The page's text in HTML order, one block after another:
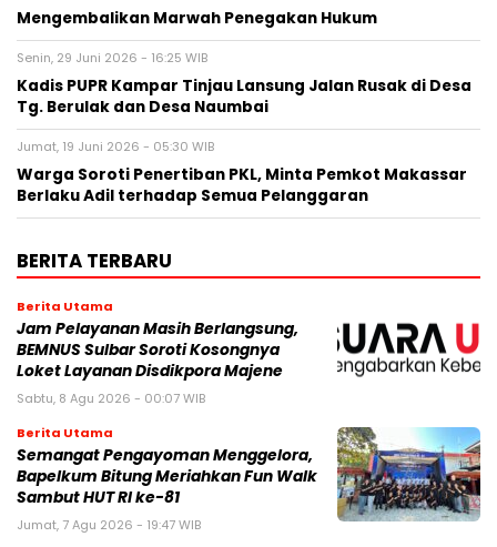
Mengembalikan Marwah Penegakan Hukum
Senin, 29 Juni 2026 - 16:25 WIB
Kadis PUPR Kampar Tinjau Lansung Jalan Rusak di Desa
Tg. Berulak dan Desa Naumbai
Jumat, 19 Juni 2026 - 05:30 WIB
Warga Soroti Penertiban PKL, Minta Pemkot Makassar
Berlaku Adil terhadap Semua Pelanggaran
BERITA TERBARU
Berita Utama
Jam Pelayanan Masih Berlangsung,
BEMNUS Sulbar Soroti Kosongnya
Loket Layanan Disdikpora Majene
Sabtu, 8 Agu 2026 - 00:07 WIB
Berita Utama
Semangat Pengayoman Menggelora,
Bapelkum Bitung Meriahkan Fun Walk
Sambut HUT RI ke-81
Jumat, 7 Agu 2026 - 19:47 WIB